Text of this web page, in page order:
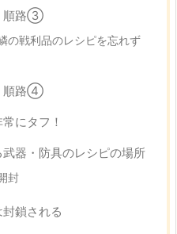
順路③
の戦利品のレシピを忘れず
順路④
にタフ！
器・防具のレシピの場所
封
鎖される